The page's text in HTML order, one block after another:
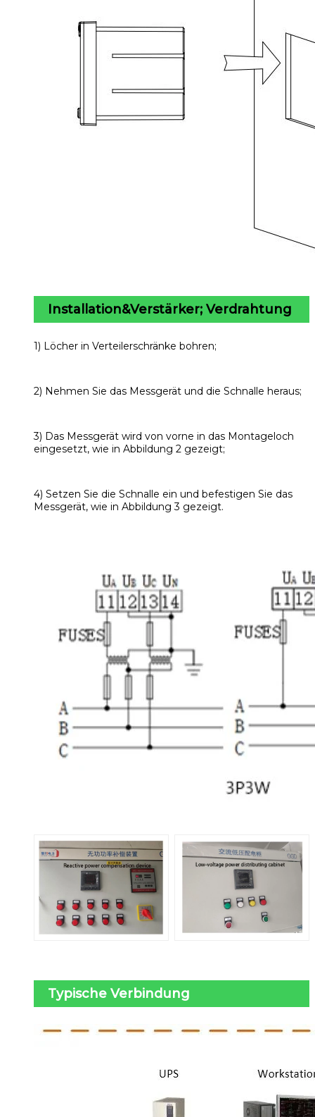
Installation&Verstärker; Verdrahtung
1) Löcher in Verteilerschränke bohren;
2) Nehmen Sie das Messgerät und die Schnalle heraus;
3) Das Messgerät wird von vorne in das Montageloch
eingesetzt, wie in Abbildung 2 gezeigt;
4) Setzen Sie die Schnalle ein und befestigen Sie das
Messgerät, wie in Abbildung 3 gezeigt.
Typische Verbindung